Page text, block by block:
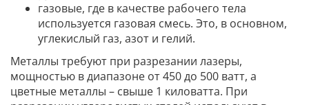
газовые, где в качестве рабочего тела
используется газовая смесь. Это, в основном,
углекислый газ, азот и гелий.
Металлы требуют при разрезании лазеры,
мощностью в диапазоне от 450 до 500 ватт, а
цветные металлы – свыше 1 киловатта. При